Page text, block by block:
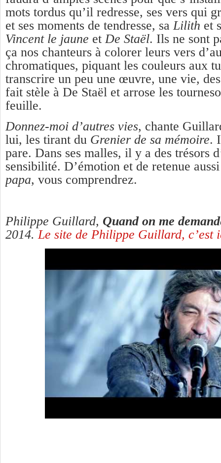
mots tordus qu’il redresse, ses vers qui
et ses moments de tendresse, sa Lilith et
Vincent le jaune et De Staël. Ils ne sont
ça nos chanteurs à colorer leurs vers
chromatiques, piquant les couleurs aux
transcrire un peu une œuvre, une vie,
fait stèle à De Staël et arrose les
feuille.
Donnez-moi d’autres vies, chante
lui, les tirant du Grenier de sa mémoire.
pare. Dans ses malles, il y a des trésors
sensibilité. D’émotion et de retenue
papa, vous comprendrez.
Philippe Guillard, Quand on me
2014. Le site de Philippe Guillard, c’est